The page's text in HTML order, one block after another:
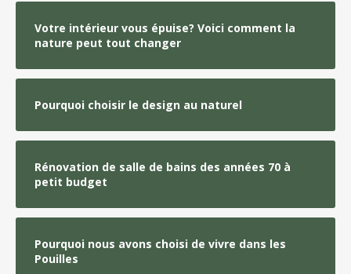
Votre intérieur vous épuise? Voici comment la
nature peut tout changer
Pourquoi choisir le design au naturel
Rénovation de salle de bains des années 70 à
petit budget
Pourquoi nous avons choisi de vivre dans les
Pouilles